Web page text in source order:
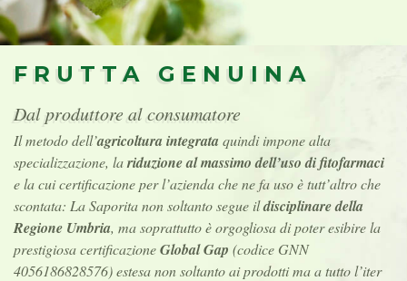
FRUTTA GENUINA
Dal produttore al consumatore
Il metodo dell’agricoltura integrata quindi impone alta
specializzazione, lariduzione al massimo dell’uso di fitofarmaci
e la cui certificazione per l’azienda che ne fa uso è tutt’altro che
scontata: La Saporita non soltanto segue ildisciplinare della
Regione Umbria, ma soprattutto è orgogliosa di poter esibire la
prestigiosa certificazioneGlobal Gap (codice GNN
4056186828576) estesa non soltanto ai prodotti ma a tutto l’iter